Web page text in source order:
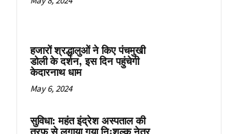
हजारों श्रद्धालुओं ने किए पंचमुखी
डोली के दर्शन, इस दिन पहुंचेगी
केदारनाथ धाम
May 6, 2024
सुविधा: महंत इंद्रेश अस्पताल की